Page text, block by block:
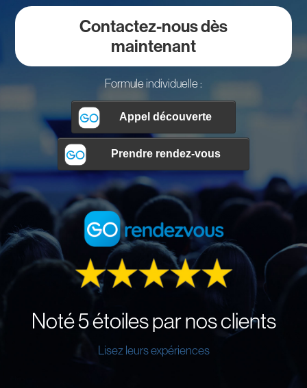
Contactez-nous dès
maintenant
Formule individuelle :
Noté 5 étoiles par nos clients
Lisez leurs expériences